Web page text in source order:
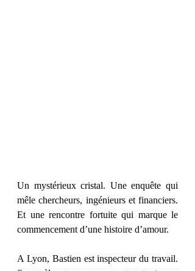
Un mystérieux cristal. Une enquête qui
mêle chercheurs, ingénieurs et financiers.
Et une rencontre fortuite qui marque le
commencement d’une histoire d’amour.
A Lyon, Bastien est inspecteur du travail.